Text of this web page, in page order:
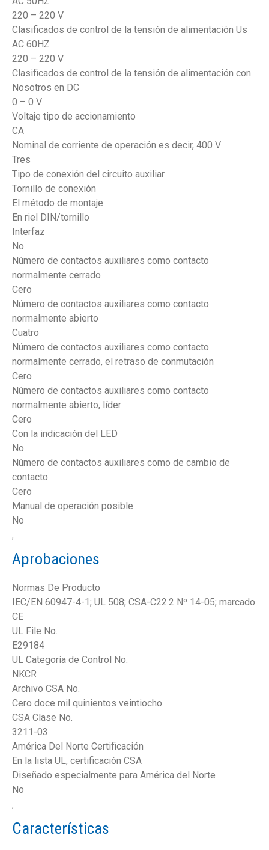
220 – 220 V
Clasificados de control de la tensión de alimentación Us
AC 60HZ
220 – 220 V
Clasificados de control de la tensión de alimentación con
Nosotros en DC
0 – 0 V
Voltaje tipo de accionamiento
CA
Nominal de corriente de operación es decir, 400 V
Tres
Tipo de conexión del circuito auxiliar
Tornillo de conexión
El método de montaje
En riel DIN/tornillo
Interfaz
No
Número de contactos auxiliares como contacto
normalmente cerrado
Cero
Número de contactos auxiliares como contacto
normalmente abierto
Cuatro
Número de contactos auxiliares como contacto
normalmente cerrado, el retraso de conmutación
Cero
Número de contactos auxiliares como contacto
normalmente abierto, líder
Cero
Con la indicación del LED
No
Número de contactos auxiliares como de cambio de
contacto
Cero
Manual de operación posible
No
,
Aprobaciones
Normas De Producto
IEC/EN 60947-4-1; UL 508; CSA-C22.2 Nº 14-05; marcado
CE
UL File No.
E29184
UL Categoría de Control No.
NKCR
Archivo CSA No.
Cero doce mil quinientos veintiocho
CSA Clase No.
3211-03
América Del Norte Certificación
En la lista UL, certificación CSA
Diseñado especialmente para América del Norte
No
,
Características